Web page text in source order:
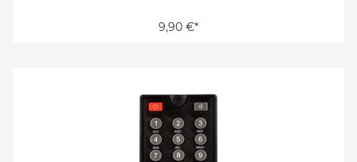
9,90 €*